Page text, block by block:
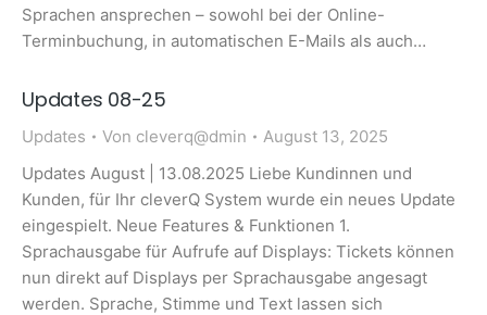
Sprachen ansprechen – sowohl bei der Online-
Terminbuchung, in automatischen E-Mails als auch…
Updates 08-25
Updates Von cleverq@dmin
August 13, 2025
Updates August | 13.08.2025 Liebe Kundinnen und
Kunden, für Ihr cleverQ System wurde ein neues Update
eingespielt. Neue Features & Funktionen 1.
Sprachausgabe für Aufrufe auf Displays: Tickets können
nun direkt auf Displays per Sprachausgabe angesagt
werden. Sprache, Stimme und Text lassen sich